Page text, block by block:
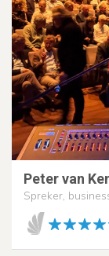
Peter van
Spreker,